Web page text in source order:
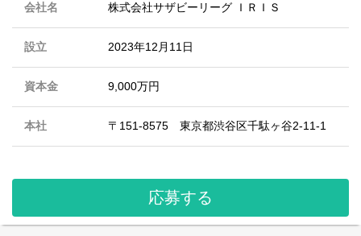
会社名 株式会社サザビーリーグ ＩＲＩＳ
設立 2023年12月11日
資本金 9,000万円
本社 〒151-8575 東京都渋谷区千駄ヶ谷2-11-1
応募する